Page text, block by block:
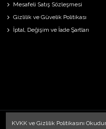
Mesafeli Satış Sözleşmesi
Gizlilik ve Güvelik Politikası
İptal, Değişim ve İade Şartları
KVKK ve Gizlilik Politikasını